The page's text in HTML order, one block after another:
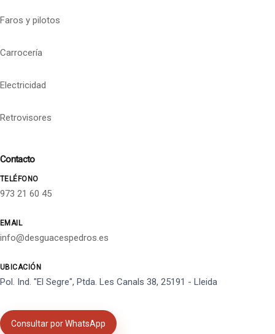
Faros y pilotos
Carrocería
Electricidad
Retrovisores
Contacto
TELÉFONO
973 21 60 45
EMAIL
info@desguacespedros.es
UBICACIÓN
Pol. Ind. "El Segre", Ptda. Les Canals 38, 25191 - Lleida
Consultar por WhatsApp